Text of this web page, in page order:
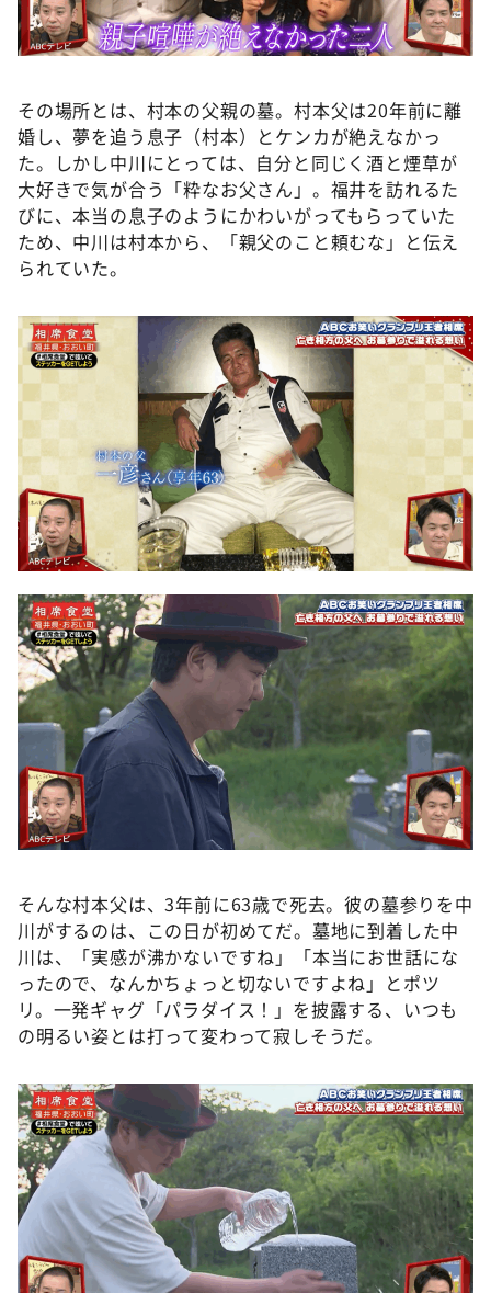
その場所とは、村本の父親の墓。村本父は20年前に離
婚し、夢を追う息子（村本）とケンカが絶えなかっ
た。しかし中川にとっては、自分と同じく酒と煙草が
大好きで気が合う「粋なお父さん」。福井を訪れるた
びに、本当の息子のようにかわいがってもらっていた
ため、中川は村本から、「親父のこと頼むな」と伝え
られていた。
そんな村本父は、3年前に63歳で死去。彼の墓参りを中
川がするのは、この日が初めてだ。墓地に到着した中
川は、「実感が沸かないですね」「本当にお世話にな
ったので、なんかちょっと切ないですよね」とポツ
リ。一発ギャグ「パラダイス！」を披露する、いつも
の明るい姿とは打って変わって寂しそうだ。